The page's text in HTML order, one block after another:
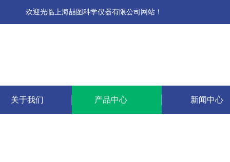
欢迎光临上海喆图科学仪器有限公司网站！
关于我们 产品中心 新闻中心